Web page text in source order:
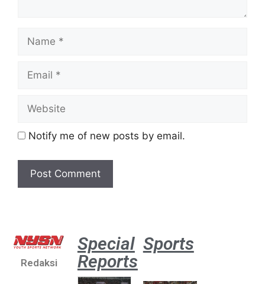
Notify me of new posts by email.
Redaksi
Special
Reports
Sports